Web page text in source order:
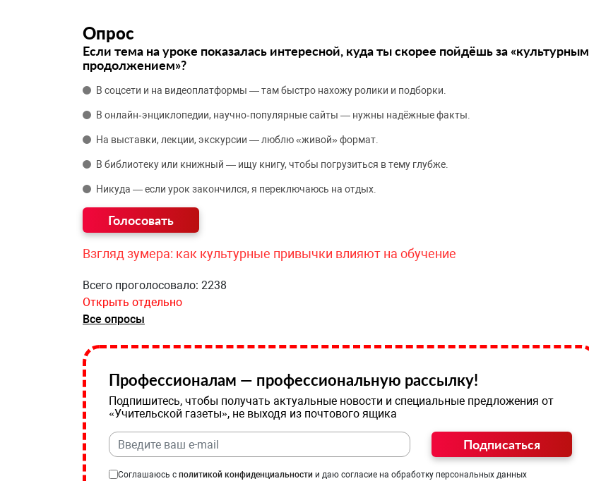
Опрос
Если тема на уроке показалась интересной, куда ты скорее пойдёшь за «культурным
продолжением»?
В соцсети и на видеоплатформы — там быстро нахожу ролики и подборки.
В онлайн‑энциклопедии, научно‑популярные сайты — нужны надёжные факты.
На выставки, лекции, экскурсии — люблю «живой» формат.
В библиотеку или книжный — ищу книгу, чтобы погрузиться в тему глубже.
Никуда — если урок закончился, я переключаюсь на отдых.
Взгляд зумера: как культурные привычки влияют на обучение
Всего проголосовало: 2238
Открыть отдельно
Все опросы
Профессионалам — профессиональную рассылку!
Подпишитесь, чтобы получать актуальные новости и специальные предложения от
«Учительской газеты», не выходя из почтового ящика
Подписаться
Соглашаюсь с политикой конфиденциальности и даю согласие на обработку персональных данных